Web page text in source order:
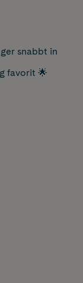
snabbt in
favorit 🌟